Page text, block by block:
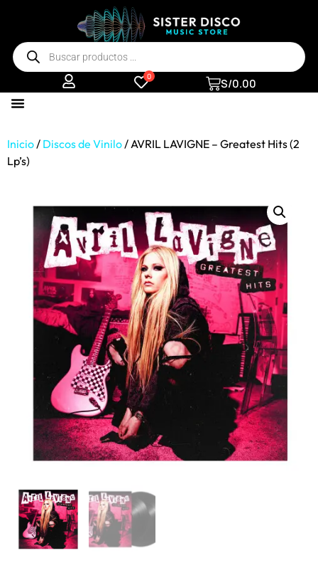
0 S/0.00
Inicio/ Discos de Vinilo/ AVRIL LAVIGNE – Greatest Hits (2
Lp’s)